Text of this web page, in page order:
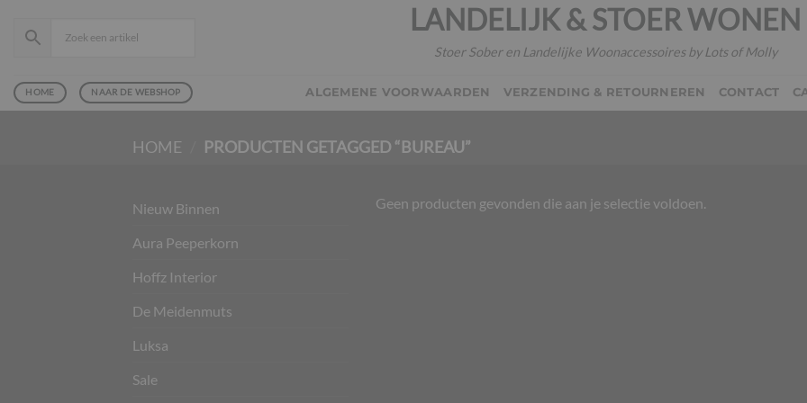
naar
LANDELIJK & STOER WONEN
Stoer Sober en Landelijke Woonaccessoires by Lots of Molly
HOME NAAR DE WEBSHOP ALGEMENE VOORWAARDEN VERZENDING & RETOURNEREN CONTACT
HOME PRODUCTEN GETAGGED “BUREAU”
Nieuw Binnen
Aura Peeperkorn
Hoffz Interior
De Meidenmuts
Luksa
Sale
Geen producten gevonden die aan je selectie voldoen.